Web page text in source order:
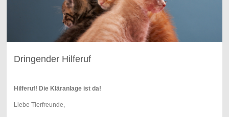
Dringender Hilferuf
Hilferuf! Die Kläranlage ist da!
Liebe Tierfreunde,